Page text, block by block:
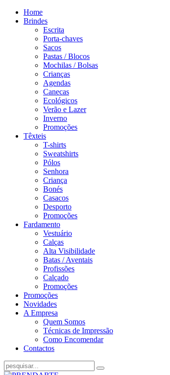
Home
Brindes
Escrita
Porta-chaves
Sacos
Pastas / Blocos
Mochilas / Bolsas
Crianças
Agendas
Canecas
Ecológicos
Verão e Lazer
Inverno
Promoções
Têxteis
T-shirts
Sweatshirts
Pólos
Senhora
Criança
Bonés
Casacos
Desporto
Promoções
Fardamento
Vestuário
Calças
Alta Visibilidade
Batas / Aventais
Profissões
Calçado
Promoções
Promoções
Novidades
A Empresa
Quem Somos
Técnicas de Impressão
Como Encomendar
Contactos